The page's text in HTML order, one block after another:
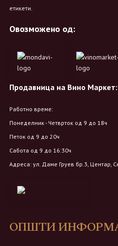
етикети.
Овозможено од:
Продавница на Вино Маркет:
Работно време:
Понеделник - Четврток од 9 до 18ч
Петок од 9 до 20ч
Сабота од 9 до 16:30ч
Адреса: ул. Даме Груев бр.3, Центар,
ОПШТИ